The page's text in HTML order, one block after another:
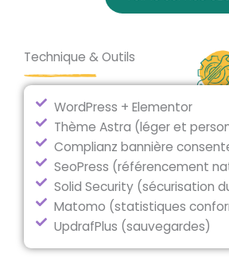
Technique & Outils
WordPress + Elementor
Thème Astra (léger et
Complianz bannière
SeoPress (référencement
Solid Security (sécurisation
Matomo (statistiques
UpdrafPlus (sauvegardes)